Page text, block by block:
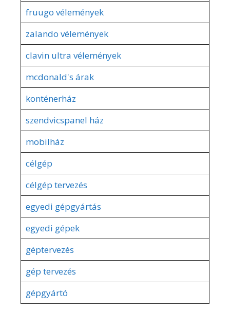
fruugo vélemények
zalando vélemények
clavin ultra vélemények
mcdonald's árak
konténerház
szendvicspanel ház
mobilház
célgép
célgép tervezés
egyedi gépgyártás
egyedi gépek
géptervezés
gép tervezés
gépgyártó